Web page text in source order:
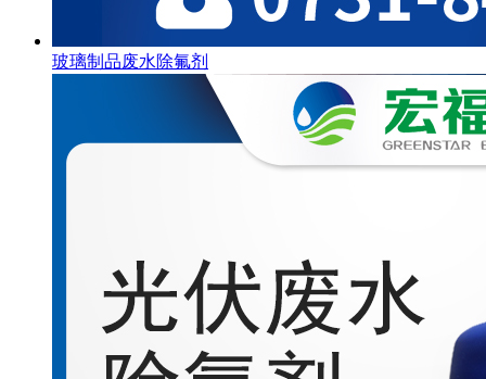
玻璃制品废水除氟剂